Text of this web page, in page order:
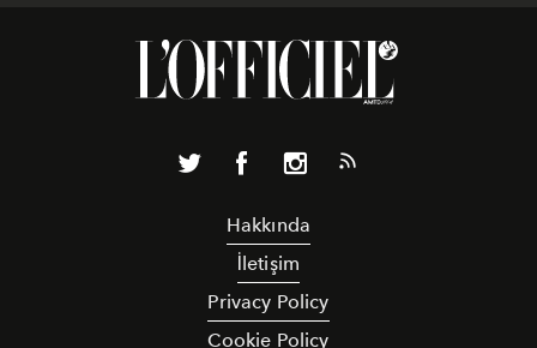
Hakkında
İletişim
Privacy Policy
Cookie Policy